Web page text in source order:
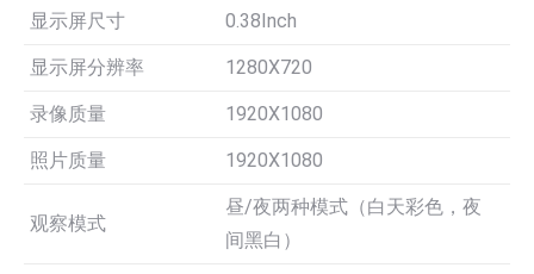
显示屏尺寸 0.38Inch
显示屏分辨率 1280X720
录像质量 1920X1080
照片质量 1920X1080
观察模式
昼/夜两种模式（白天彩色，夜
间黑白）